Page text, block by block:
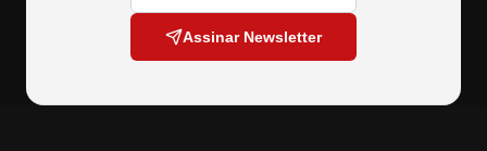
Assinar Newsletter